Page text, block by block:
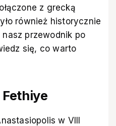
z grecką
również historycznie
przewodnik po
się, co warto
w VIII